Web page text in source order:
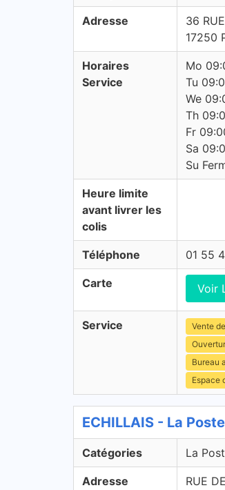
Adresse
36
17250
Horaires
Service
Mo
Tu
We
Th
Fr
Sa
Su
Heure limite
avant livrer les
colis
Téléphone 01 55
Carte Voir
Service Vente
Bureau
Espace
ECHILLAIS - La
Catégories La
Adresse
RUE